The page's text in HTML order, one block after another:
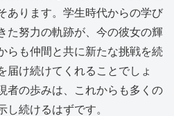
あります。学生時代からの学び
た努力の軌跡が、今の彼女の輝
らも仲間と共に新たな挑戦を続
届け続けてくれることでしょ
者の歩みは、これからも多くの
し続けるはずです。